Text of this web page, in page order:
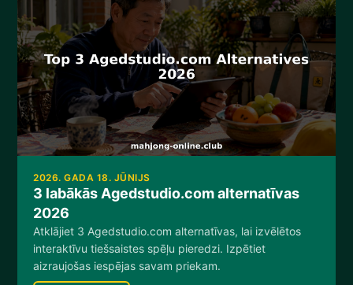
2026. GADA 18. JŪNIJS
3 labākās Agedstudio.com alternatīvas
2026
Atklājiet 3 Agedstudio.com alternatīvas, lai izvēlētos
interaktīvu tiešsaistes spēļu pieredzi. Izpētiet
aizraujošas iespējas savam priekam.